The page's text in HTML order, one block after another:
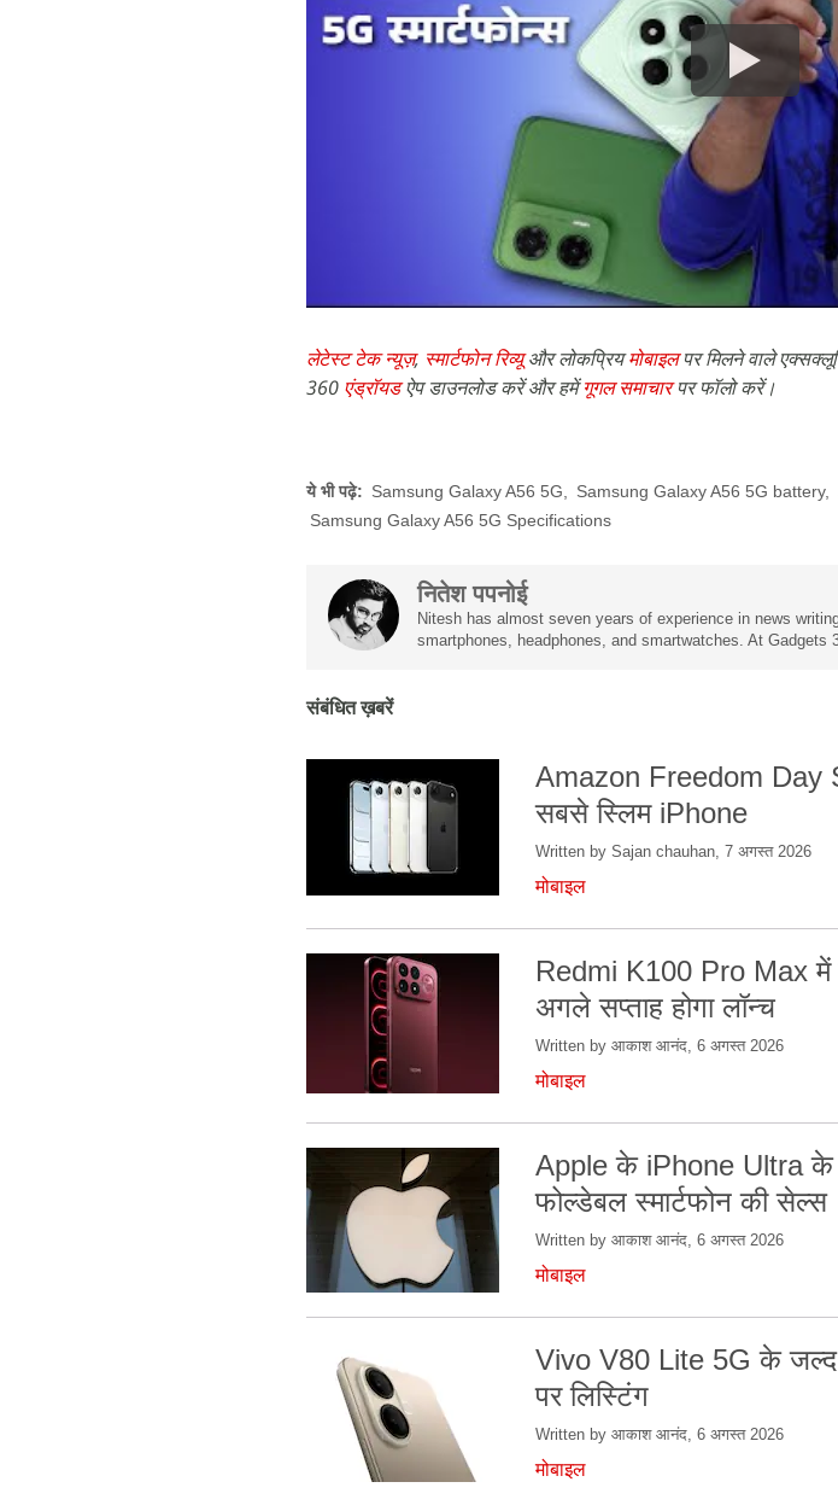
लेटेस्ट टेक न्यूज़, स्मार्टफोन रिव्यूऔर लोकप्रियमोबाइलपर मिलने वाले
360 एंड्रॉयडऐप डाउनलोड करें और हमेंगूगल समाचारपर फॉलो करें।
ये भी पढ़े: Samsung Galaxy A56 5G Samsung Galaxy A56 5G battery,
Samsung Galaxy A56 5G Specifications
नितेश पपनोई
Nitesh has almost seven years of experience in news
smartphones, headphones, and smartwatches. At Gadgets
संबंधित ख़बरें
Amazon Freedom Day
सबसे स्लिम iPhone
Written by Sajan chauhan, 7 अगस्त 2026
मोबाइल
Redmi K100 Pro Max में
अगले सप्ताह होगा लॉन्च
Written by आकाश आनंद, 6 अगस्त 2026
मोबाइल
Apple के iPhone Ultra के
फोल्डेबल स्मार्टफोन की सेल्स
Written by आकाश आनंद, 6 अगस्त 2026
मोबाइल
Vivo V80 Lite 5G के जल्द
पर लिस्टिंग
Written by आकाश आनंद, 6 अगस्त 2026
मोबाइल